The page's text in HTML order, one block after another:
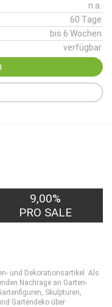
n.a.
60 Tage
bis 6 Wochen
verfügbar
9,00%
PRO SALE
und Dekorationsartikel. Als
Nachrage an Garten-
Skulpturen,
Gartendeko über